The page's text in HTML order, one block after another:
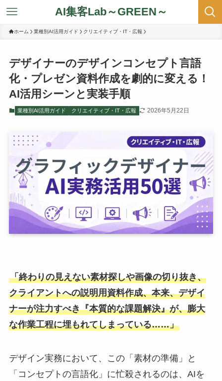
AI集客Lab～GREEN～
ホーム 業種別AI活用ガイド クリエイティブ・IT・広報
デザイナーのデザインコンセプト言語
化・プレゼン資料作成を劇的に変える！
AI活用シーンと実装手順
業種別AI活用ガイド クリエイティブ・IT・広報 2026年5月22日
「終わりの見えない素材探しや画像の切り抜き、
クライアントへの説明用資料作成、本来、デザイ
ナーが注力すべき『本質的な課題解決』が、膨大
な作業工程に埋もれてしまっている……」
デザイン実務において、この「素材の準備」と
「コンセプトの言語化」に忙殺されるのは、AIを